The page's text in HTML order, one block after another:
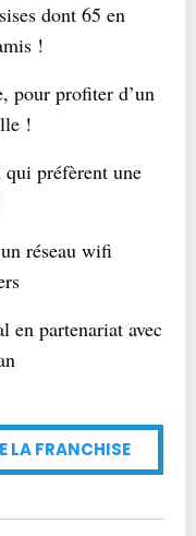
dont 65 en
!
pour profiter d’un
!
préfèrent une
réseau wifi
en partenariat avec
LA FRANCHISE